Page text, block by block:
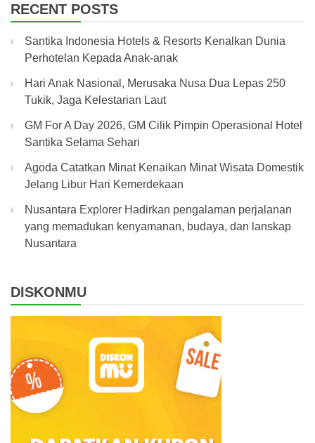
RECENT POSTS
Santika Indonesia Hotels & Resorts Kenalkan Dunia
Perhotelan Kepada Anak-anak
Hari Anak Nasional, Merusaka Nusa Dua Lepas 250
Tukik, Jaga Kelestarian Laut
GM For A Day 2026, GM Cilik Pimpin Operasional Hotel
Santika Selama Sehari
Agoda Catatkan Minat Kenaikan Minat Wisata Domestik
Jelang Libur Hari Kemerdekaan
Nusantara Explorer Hadirkan pengalaman perjalanan
yang memadukan kenyamanan, budaya, dan lanskap
Nusantara
DISKONMU